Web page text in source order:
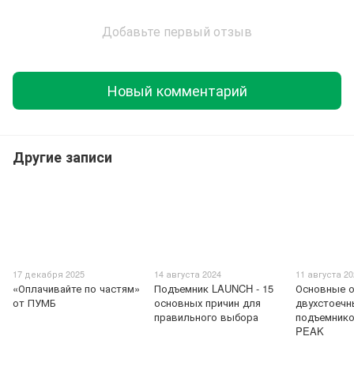
Добавьте первый отзыв
Новый комментарий
Другие записи
17 декабря 2025
«Оплачивайте по частям»
от ПУМБ
14 августа 2024
Подъемник LAUNCH - 15
основных причин для
правильного выбора
11 августа
Основные
PEAK